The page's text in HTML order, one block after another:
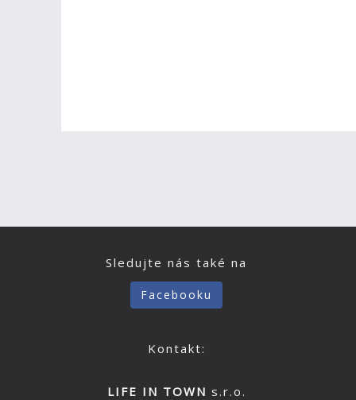
Sledujte nás také na
Facebooku
Kontakt:
LIFE IN TOWN s.r.o.